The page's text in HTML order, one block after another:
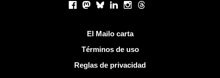
Facebook
Mastodon
BlueskyLinkedInInstagram
Threads
El Mailo carta
Términos de uso
Reglas de privacidad